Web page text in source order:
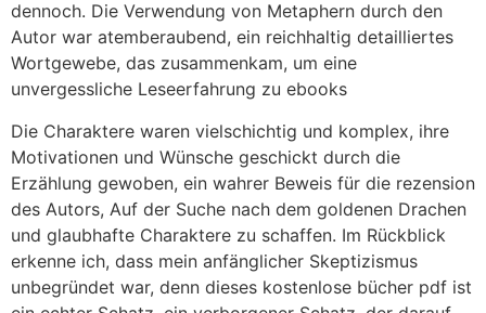
dennoch. Die Verwendung von Metaphern durch den
Autor war atemberaubend, ein reichhaltig detailliertes
Wortgewebe, das zusammenkam, um eine
unvergessliche Leseerfahrung zu ebooks
Die Charaktere waren vielschichtig und komplex, ihre
Motivationen und Wünsche geschickt durch die
Erzählung gewoben, ein wahrer Beweis für die rezension
des Autors, Auf der Suche nach dem goldenen Drachen
und glaubhafte Charaktere zu schaffen. Im Rückblick
erkenne ich, dass mein anfänglicher Skeptizismus
unbegründet war, denn dieses kostenlose bücher pdf ist